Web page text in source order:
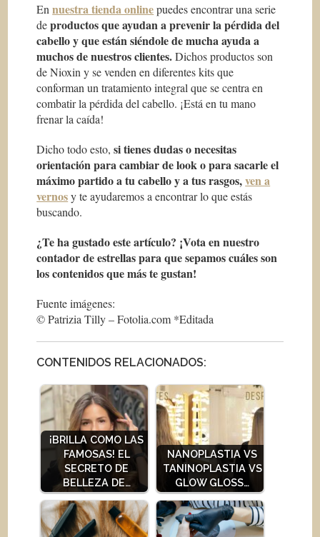
Ennuestra tienda onlinepuedes encontrar una serie
deproductos que ayudan a prevenir la pérdida del
cabello y que están siéndole de mucha ayuda a
muchos de nuestros clientes.Dichos productos son
de Nioxin y se venden en diferentes kits que
conforman un tratamiento integral que se centra en
combatir la pérdida del cabello. ¡Está en tu mano
frenar la caída!
Dicho todo esto,si tienes dudas o necesitas
orientación para cambiar de look o para sacarle el
máximo partido a tu cabello y a tus rasgos,ven a
vernosy te ayudaremos a encontrar lo que estás
buscando.
¿Te ha gustado este artículo? ¡Vota en nuestro
contador de estrellas para que sepamos cuáles son
los contenidos que más te gustan!
Fuente imágenes:
© Patrizia Tilly – Fotolia.com *Editada
CONTENIDOS RELACIONADOS:
¡BRILLA COMO LAS
FAMOSAS! EL
SECRETO DE
BELLEZA DE…
NANOPLASTIA VS
TANINOPLASTIA VS
GLOW GLOSS…